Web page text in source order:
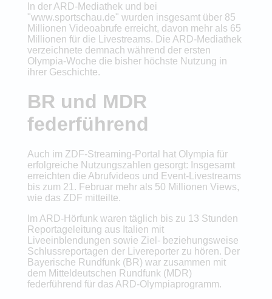
In der ARD-Mediathek und bei
"www.sportschau.de" wurden insgesamt über 85
Millionen Videoabrufe erreicht, davon mehr als 65
Millionen für die Livestreams. Die ARD-Mediathek
verzeichnete demnach während der ersten
Olympia-Woche die bisher höchste Nutzung in
ihrer Geschichte.
BR und MDR
federführend
Auch im ZDF-Streaming-Portal hat Olympia für
erfolgreiche Nutzungszahlen gesorgt: Insgesamt
erreichten die Abrufvideos und Event-Livestreams
bis zum 21. Februar mehr als 50 Millionen Views,
wie das ZDF mitteilte.
Im ARD-Hörfunk waren täglich bis zu 13 Stunden
Reportageleitung aus Italien mit
Liveeinblendungen sowie Ziel- beziehungsweise
Schlussreportagen der Livereporter zu hören. Der
Bayerische Rundfunk (BR) war zusammen mit
dem Mitteldeutschen Rundfunk (MDR)
federführend für das ARD-Olympiaprogramm.